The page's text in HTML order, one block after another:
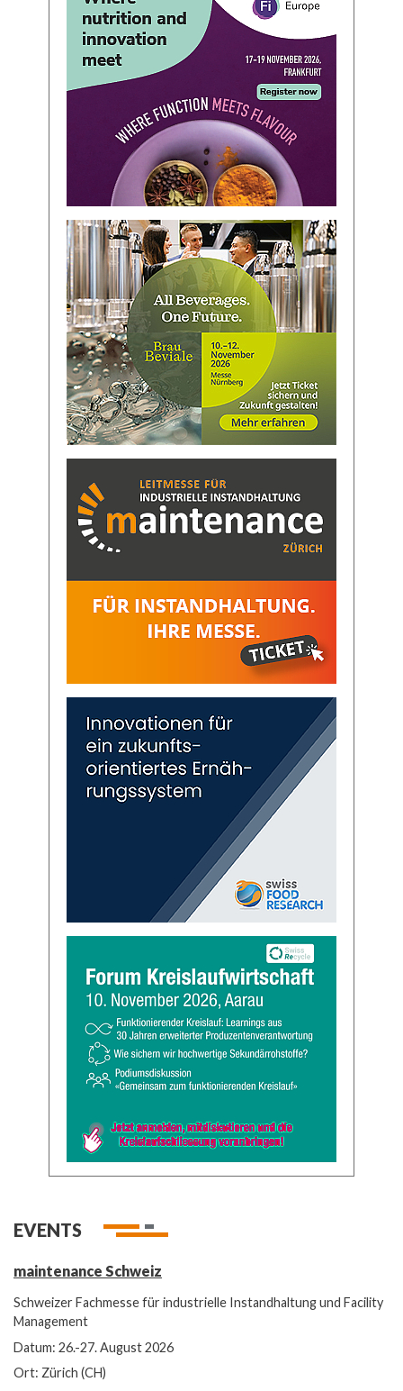
EVENTS
maintenance Schweiz
Schweizer Fachmesse für industrielle Instandhaltung und Facility
Management
Datum: 26.-27. August 2026
Ort: Zürich (CH)